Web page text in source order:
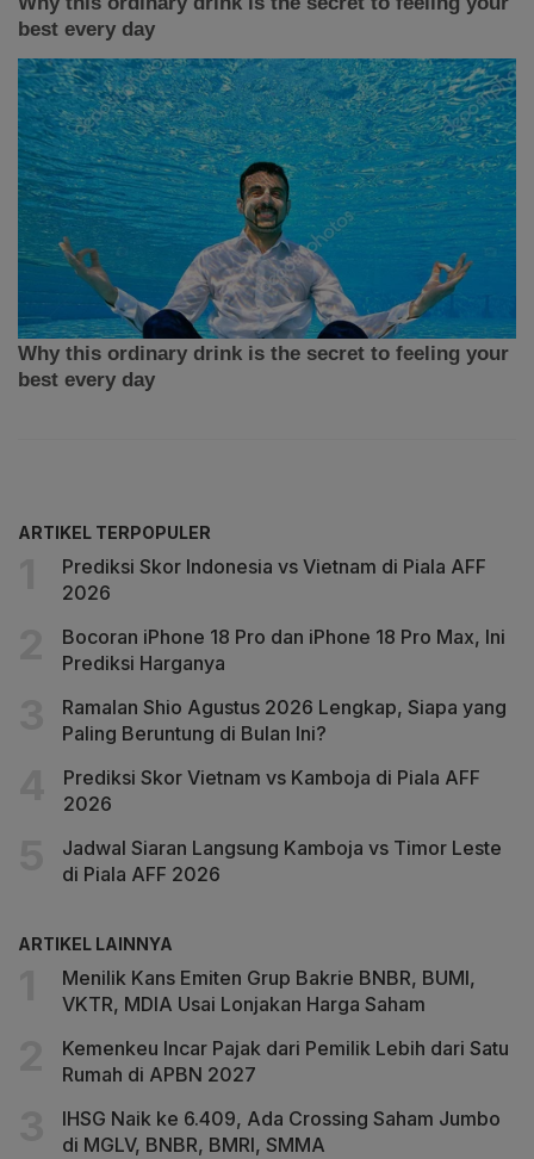
ARTIKEL TERPOPULER
Prediksi Skor Indonesia vs Vietnam di Piala AFF
2026
Bocoran iPhone 18 Pro dan iPhone 18 Pro Max, Ini
Prediksi Harganya
Ramalan Shio Agustus 2026 Lengkap, Siapa yang
Paling Beruntung di Bulan Ini?
Prediksi Skor Vietnam vs Kamboja di Piala AFF
2026
Jadwal Siaran Langsung Kamboja vs Timor Leste
di Piala AFF 2026
ARTIKEL LAINNYA
Menilik Kans Emiten Grup Bakrie BNBR, BUMI,
VKTR, MDIA Usai Lonjakan Harga Saham
Kemenkeu Incar Pajak dari Pemilik Lebih dari Satu
Rumah di APBN 2027
IHSG Naik ke 6.409, Ada Crossing Saham Jumbo
di MGLV, BNBR, BMRI, SMMA